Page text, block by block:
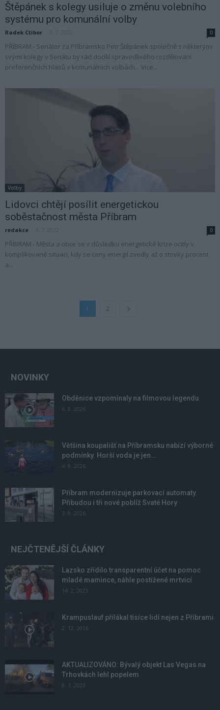
Štěpánek s kolegy usiluje o změnu volebního
systému pro komunální volby
Radek Ctibor 0
PŘÍBRAM - Senátor za Příbramsko Petr Štěpánek společně s některými
svými kolegy v Senátu by rád docílil spravedlivého rozdělování
preferenčních hlasů v komunálních volbách... Více...
Volby
Lidovci chtějí posílit energetickou
soběstačnost města Příbram
redakce 0
PŘÍBRAM - Města a obce se v důsledku energetické krize ocitly v
komplikované situaci, kdy se ceny energií zvedly až o stovky procent
a...
1 2
NOVINKY
Obděnice vzpomínaly na filmovou legendu
6. 8. 2026
Většina koupališť na Příbramsku nabízí výborné
podmínky. Horší voda je jen...
4. 8. 2026
Příbram modernizuje parkovací automaty.
Přibudou i tři nové poblíž Svaté Hory
3. 8. 2026
NEJČTENĚJŠÍ ČLÁNKY
Lazsko zřídilo transparentní účet na pomoc
mladé mamince, náhle postižené mrtvicí
14. 2. 2023
Krampuslauf přilákal tisíce lidí nejen z Příbrami
2. 12. 2016
AKTUALIZOVÁNO: Bývalý objekt Las Vegas na
Trhovkách lehl popelem
8. 7. 2023